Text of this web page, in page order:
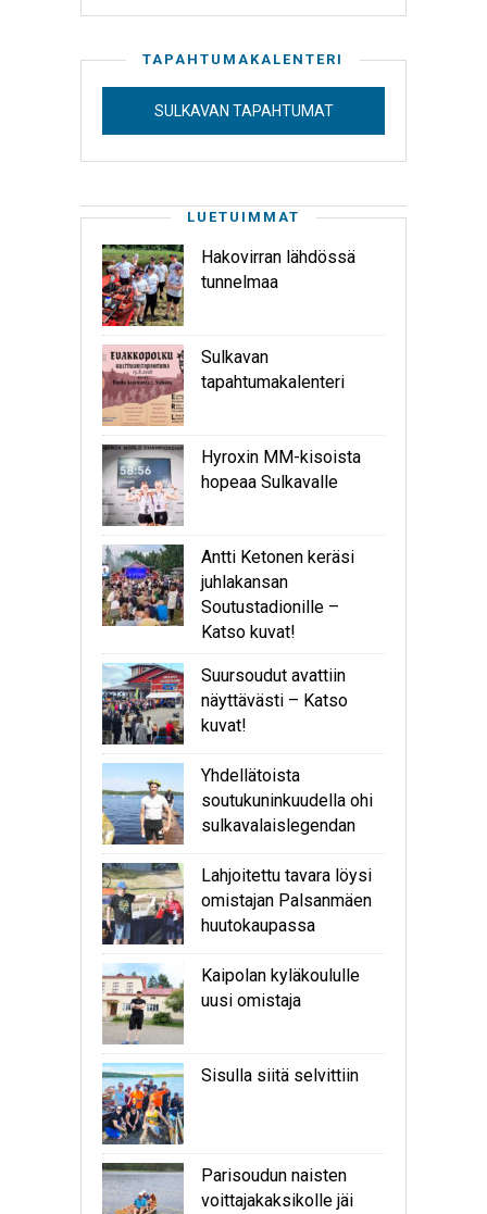
TAPAHTUMAKALENTERI
SULKAVAN TAPAHTUMAT
LUETUIMMAT
Hakovirran lähdössä
tunnelmaa
Sulkavan
tapahtumakalenteri
Hyroxin MM-kisoista
hopeaa Sulkavalle
Antti Ketonen keräsi
juhlakansan
Soutustadionille –
Katso kuvat!
Suursoudut avattiin
näyttävästi – Katso
kuvat!
Yhdellätoista
soutukuninkuudella ohi
sulkavalaislegendan
Lahjoitettu tavara löysi
omistajan Palsanmäen
huutokaupassa
Kaipolan kyläkoululle
uusi omistaja
Sisulla siitä selvittiin
Parisoudun naisten
voittajakaksikolle jäi